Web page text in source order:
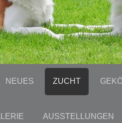
NEUES ZUCHT
AUSSTELLUNGEN